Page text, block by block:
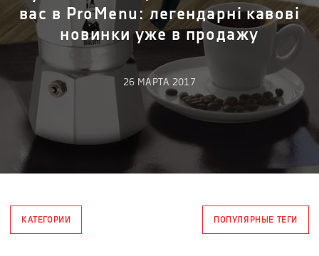
вас в ProMenu: легендарні кавові
новинки уже в продажу
26 МАРТА 2017
КАТЕГОРИИ ПОПУЛЯРНЫЕ ТЕГИ